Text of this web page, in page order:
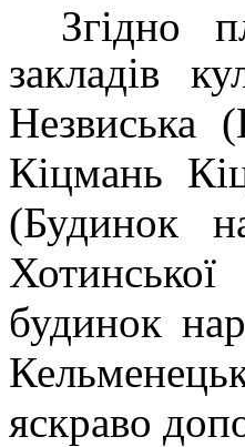
Згідно
закладів
Незвиська
Кіцмань
(Будинок
будинок
яскраво